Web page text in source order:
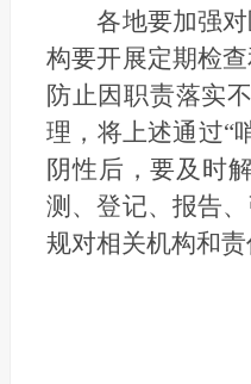
各地要加强对
构要开展定期检
防止因职责落实
理，将上述通过“
阴性后，要及时
测、登记、报告
规对相关机构和责